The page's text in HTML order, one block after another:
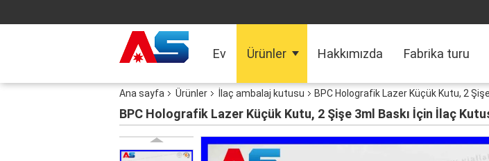
Ev Ürünler Hakkımızda Fabrika turu
Ana sayfa Ürünler İlaç ambalaj kutusu BPC Holografik Lazer Küçük Kutu, 2
BPC Holografik Lazer Küçük Kutu, 2 Şişe 3ml Baskı İçin İlaç